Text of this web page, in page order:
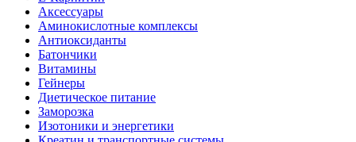
Аксессуары
Аминокислотные комплексы
Антиоксиданты
Батончики
Витамины
Гейнеры
Диетическое питание
Заморозка
Изотоники и энергетики